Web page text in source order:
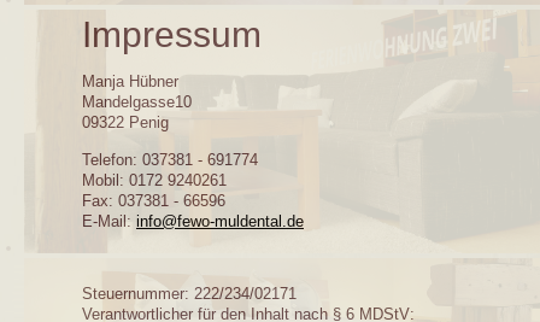
Impressum
Manja Hübner
Mandelgasse10
09322 Penig
Telefon: 037381 - 691774
Mobil: 0172 9240261
Fax: 037381 - 66596
E-Mail: info@fewo-muldental.de
Steuernummer: 222/234/02171
Verantwortlicher für den Inhalt nach § 6 MDStV: